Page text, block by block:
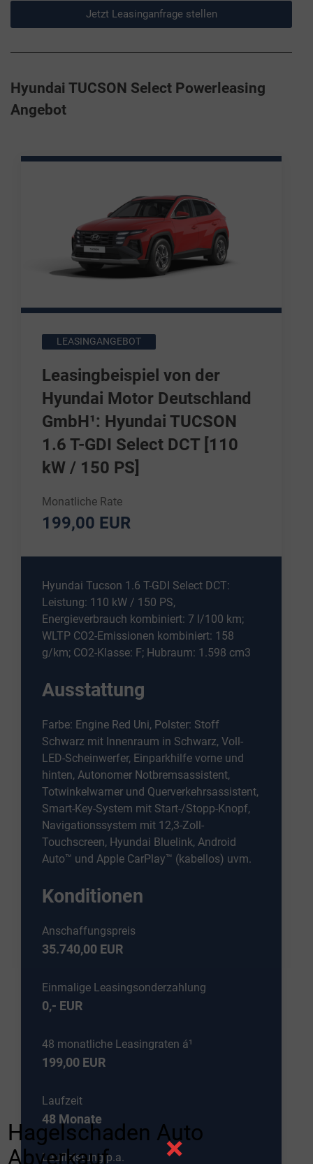
Jetzt Leasinganfrage stellen
Hyundai TUCSON Select Powerleasing
Angebot
LEASINGANGEBOT
Leasingbeispiel von der
Hyundai Motor Deutschland
GmbH¹: Hyundai TUCSON
1.6 T-GDI Select DCT [110
kW / 150 PS]
Monatliche Rate
199,00 EUR
Hyundai Tucson 1.6 T-GDI Select DCT:
Leistung: 110 kW / 150 PS,
Energieverbrauch kombiniert: 7 l/100 km;
WLTP CO2-Emissionen kombiniert: 158
g/km; CO2-Klasse: F; Hubraum: 1.598 cm3
Ausstattung
Farbe: Engine Red Uni, Polster: Stoff
Schwarz mit Innenraum in Schwarz, Voll-
LED-Scheinwerfer, Einparkhilfe vorne und
hinten, Autonomer Notbremsassistent,
Totwinkelwarner und Querverkehrsassistent,
Smart-Key-System mit Start-/Stopp-Knopf,
Navigationssystem mit 12,3-Zoll-
Touchscreen, Hyundai Bluelink, Android
Auto™ und Apple CarPlay™ (kabellos) uvm.
Konditionen
Anschaffungspreis
35.740,00 EUR
Einmalige Leasingsonderzahlung
0,- EUR
48 monatliche Leasingraten á¹
199,00 EUR
Laufzeit
48 Monate
Laufleistung p.a.
Hagelschaden Auto
Abverkauf
×